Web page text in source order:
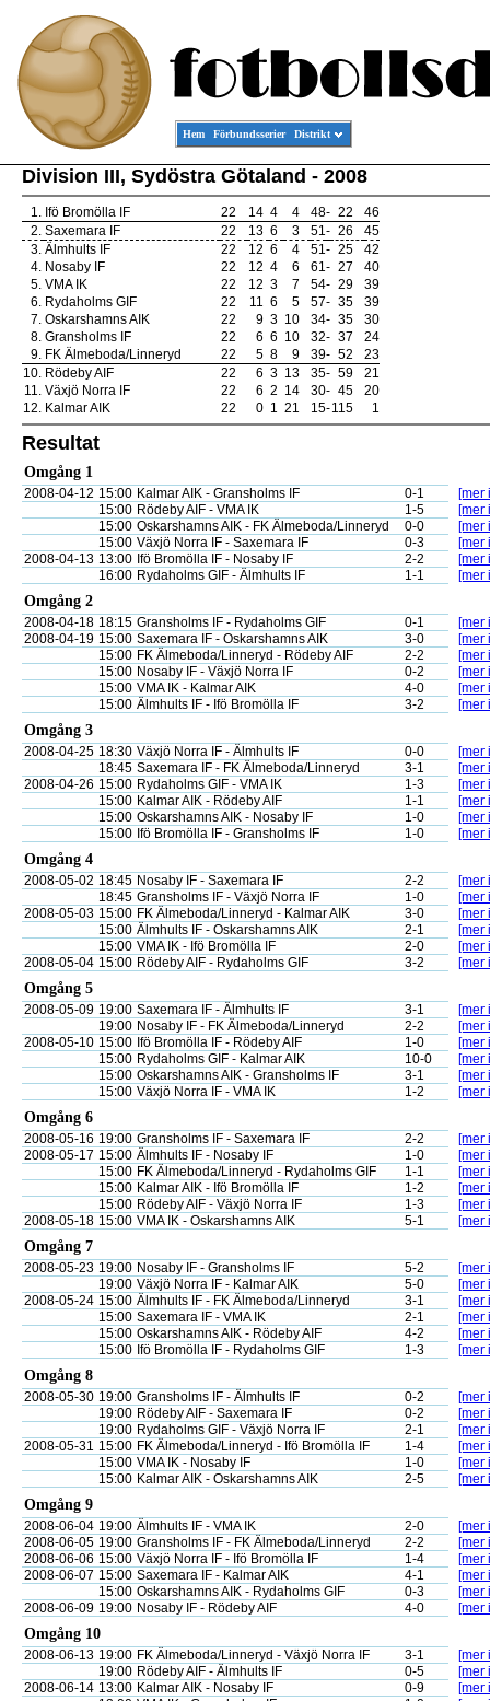
Hem Förbundsserier Distrikt
Division III, Sydöstra Götaland - 2008
1. Ifö Bromölla IF 22 14 4 4 48- 22
46
2. Saxemara IF 22 13 6 3 51- 26
45
3. Älmhults IF 22 12 6 4 51- 25
42
4. Nosaby IF 22 12 4 6 61- 27
40
5. VMA IK 22 12 3 7 54- 29
39
6. Rydaholms GIF 22 11 6 5 57- 35
39
7. Oskarshamns AIK 22 9 3 10 34- 35
30
8. Gransholms IF 22 6 6 10 32- 37
24
9. FK Älmeboda/Linneryd 22 5 8 9 39- 52
23
10. Rödeby AIF 22 6 3 13 35- 59
21
11. Växjö Norra IF 22 6 2 14 30- 45
20
12. Kalmar AIK 22 0 1 21 15-115 1
Resultat
Omgång 1
2008-04-12 15:00 Kalmar AIK - Gransholms IF 0-1
[mer
15:00 Rödeby AIF - VMA IK 1-5
[mer
15:00 Oskarshamns AIK - FK Älmeboda/Linneryd 0-0
[mer
15:00 Växjö Norra IF - Saxemara IF 0-3
[mer
2008-04-13 13:00 Ifö Bromölla IF - Nosaby IF 2-2
[mer
16:00 Rydaholms GIF - Älmhults IF 1-1 [mer
Omgång 2
2008-04-18 18:15 Gransholms IF - Rydaholms GIF 0-1
[mer
2008-04-19 15:00 Saxemara IF - Oskarshamns AIK 3-0
[mer
15:00 FK Älmeboda/Linneryd - Rödeby AIF 2-2
[mer
15:00 Nosaby IF - Växjö Norra IF 0-2
[mer
15:00 VMA IK - Kalmar AIK 4-0
[mer
15:00 Älmhults IF - Ifö Bromölla IF 3-2 [mer
Omgång 3
2008-04-25 18:30 Växjö Norra IF - Älmhults IF 0-0
[mer
18:45 Saxemara IF - FK Älmeboda/Linneryd 3-1
[mer
2008-04-26 15:00 Rydaholms GIF - VMA IK 1-3
[mer
15:00 Kalmar AIK - Rödeby AIF 1-1
[mer
15:00 Oskarshamns AIK - Nosaby IF 1-0
[mer
15:00 Ifö Bromölla IF - Gransholms IF 1-0 [mer
Omgång 4
2008-05-02 18:45 Nosaby IF - Saxemara IF 2-2
[mer
18:45 Gransholms IF - Växjö Norra IF 1-0
[mer
2008-05-03 15:00 FK Älmeboda/Linneryd - Kalmar AIK 3-0
[mer
15:00 Älmhults IF - Oskarshamns AIK 2-1
[mer
15:00 VMA IK - Ifö Bromölla IF 2-0
[mer
2008-05-04 15:00 Rödeby AIF - Rydaholms GIF 3-2 [mer
Omgång 5
2008-05-09 19:00 Saxemara IF - Älmhults IF 3-1
[mer
19:00 Nosaby IF - FK Älmeboda/Linneryd 2-2
[mer
2008-05-10 15:00 Ifö Bromölla IF - Rödeby AIF 1-0
[mer
15:00 Rydaholms GIF - Kalmar AIK 10-0
[mer
15:00 Oskarshamns AIK - Gransholms IF 3-1
[mer
15:00 Växjö Norra IF - VMA IK 1-2 [mer
Omgång 6
2008-05-16 19:00 Gransholms IF - Saxemara IF 2-2
[mer
2008-05-17 15:00 Älmhults IF - Nosaby IF 1-0
[mer
15:00 FK Älmeboda/Linneryd - Rydaholms GIF 1-1
[mer
15:00 Kalmar AIK - Ifö Bromölla IF 1-2
[mer
15:00 Rödeby AIF - Växjö Norra IF 1-3
[mer
2008-05-18 15:00 VMA IK - Oskarshamns AIK 5-1 [mer
Omgång 7
2008-05-23 19:00 Nosaby IF - Gransholms IF 5-2
[mer
19:00 Växjö Norra IF - Kalmar AIK 5-0
[mer
2008-05-24 15:00 Älmhults IF - FK Älmeboda/Linneryd 3-1
[mer
15:00 Saxemara IF - VMA IK 2-1
[mer
15:00 Oskarshamns AIK - Rödeby AIF 4-2
[mer
15:00 Ifö Bromölla IF - Rydaholms GIF 1-3 [mer
Omgång 8
2008-05-30 19:00 Gransholms IF - Älmhults IF 0-2
[mer
19:00 Rödeby AIF - Saxemara IF 0-2
[mer
19:00 Rydaholms GIF - Växjö Norra IF 2-1
[mer
2008-05-31 15:00 FK Älmeboda/Linneryd - Ifö Bromölla IF 1-4
[mer
15:00 VMA IK - Nosaby IF 1-0
[mer
15:00 Kalmar AIK - Oskarshamns AIK 2-5 [mer
Omgång 9
2008-06-04 19:00 Älmhults IF - VMA IK 2-0
[mer
2008-06-05 19:00 Gransholms IF - FK Älmeboda/Linneryd 2-2
[mer
2008-06-06 15:00 Växjö Norra IF - Ifö Bromölla IF 1-4
[mer
2008-06-07 15:00 Saxemara IF - Kalmar AIK 4-1
[mer
15:00 Oskarshamns AIK - Rydaholms GIF 0-3
[mer
2008-06-09 19:00 Nosaby IF - Rödeby AIF 4-0 [mer
Omgång 10
2008-06-13 19:00 FK Älmeboda/Linneryd - Växjö Norra IF 3-1
[mer
19:00 Rödeby AIF - Älmhults IF 0-5
[mer
2008-06-14 13:00 Kalmar AIK - Nosaby IF 0-9
[mer